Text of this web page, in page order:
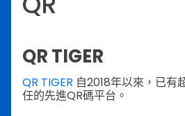
QR TIGER
QR TIGER 自2018年以來，已
任的先進QR碼平台。